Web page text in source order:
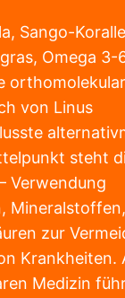
Sango-
Omega 3-
von Linus
steht
Verwendung
zur
Krankheiten.
Medizin